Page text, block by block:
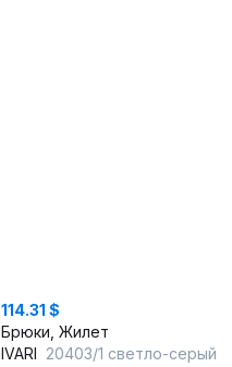
114.31 $
Брюки, Жилет
IVARI 20403/1 светло-серый